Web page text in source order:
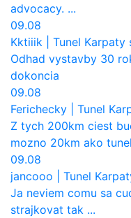
advocacy. ...
09.08
Kktiiik
Tunel Karpaty sa
Odhad vystavby 30
dokoncia
09.08
Ferichecky
Tunel Karpaty
Z tych 200km ciest
mozno 20km ako
09.08
jancooo
Tunel Karpaty sa
Ja neviem comu sa
strajkovat tak ...